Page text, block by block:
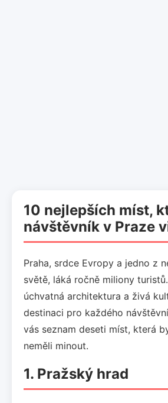
10 nejlepších míst,
návštěvník v Praze
Praha, srdce Evropy a jedno z
světě, láká ročně miliony
úchvatná architektura a živá
destinaci pro každého
vás seznam deseti míst, která
neměli minout.
1. Pražský hrad